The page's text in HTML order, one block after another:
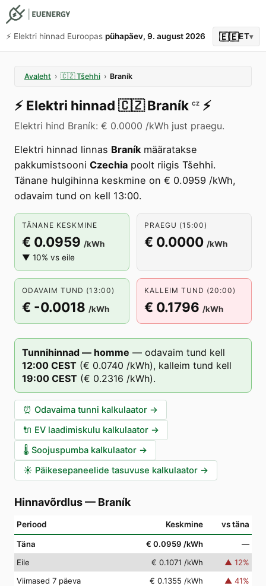
⚡️ Elektri hinnad Euroopas pühapäev, 9. august 2026 🇪🇪ET▾
Avaleht › 🇨🇿 Tšehhi › Braník
⚡️ Elektri hinnad 🇨🇿 Braník CZ ⚡️
Elektri hind Braník: € 0.0000 /kWh just praegu.
Elektri hinnad linnas Braníkmääratakse
pakkumistsooni Czechia poolt riigis Tšehhi.
Tänane hulgihinna keskmine on € 0.0959 /kWh,
odavaim tund on kell 13:00.
TÄNANE KESKMINE
€ 0.0959 /kWh
▼ 10% vs eile
PRAEGU (15:00)
€ 0.0000 /kWh
ODAVAIM TUND (13:00)
€ -0.0018 /kWh
KALLEIM TUND (20:00)
€ 0.1796 /kWh
Tunnihinnad — homme — odavaim tund kell
12:00 CEST (€ 0.0740 /kWh), kalleim tund kell
19:00 CEST (€ 0.2316 /kWh).
⏰ Odavaima tunni kalkulaator →
🔌 EV laadimiskulu kalkulaator →
🌡️ Soojuspumba kalkulaator →
☀️ Päikesepaneelide tasuvuse kalkulaator →
Hinnavõrdlus— Braník
Periood Keskmine vs täna
Täna € 0.0959 /kWh
—
Eile
€ 0.1071 /kWh ▲ 12%
Viimased 7 päeva
€ 0.1355 /kWh ▲ 41%